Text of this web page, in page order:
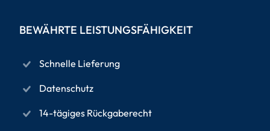
BEWÄHRTE LEISTUNGSFÄHIGKEIT
Schnelle Lieferung
Datenschutz
14-tägiges Rückgaberecht